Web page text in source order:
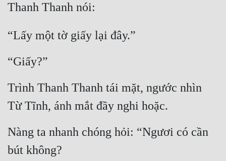
Thanh Thanh nói:
“Lấy một tờ giấy lại đây.”
“Giấy?”
Trình Thanh Thanh tái mặt, ngước nhìn
Từ Tĩnh, ánh mắt đầy nghi hoặc.
Nàng ta nhanh chóng hỏi: “Ngươi có cần
bút không?